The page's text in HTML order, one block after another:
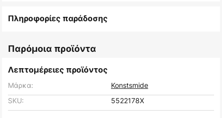
Πληροφορίες παράδοσης
Παρόμοια προϊόντα
Λεπτομέρειες προϊόντος
Μάρκα:
Konstsmide
SKU:
5522178X